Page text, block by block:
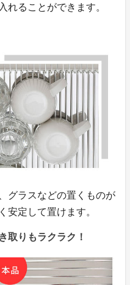
れることができます。
グラスなどの置くものが
安定して置けます。
取りもラクラク！